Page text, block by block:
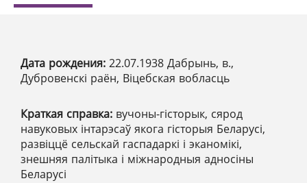
Дата рождения: 22.07.1938 Дабрынь, в.,
Дубровенскі раён, Віцебская вобласць
Краткая справка: вучоны-гісторык, сярод
навуковых інтарэсаў якога гісторыя Беларусі,
развіццё сельскай гаспадаркі і эканомікі,
знешняя палітыка і міжнародныя адносіны
Беларусі